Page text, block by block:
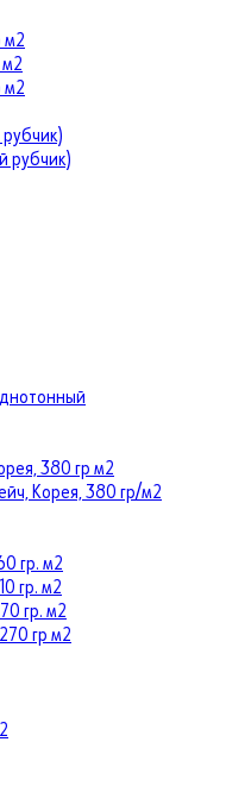
м2
м2
рубчик)
380 гр м2
Корея, 380 гр/м2
гр. м2
гр. м2
гр. м2
гр м2